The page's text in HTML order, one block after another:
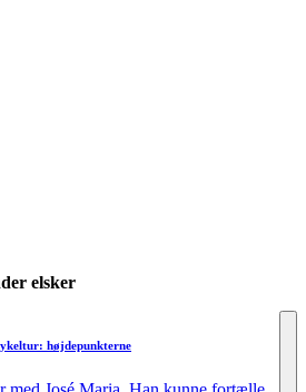
elsker
højdepunkterne